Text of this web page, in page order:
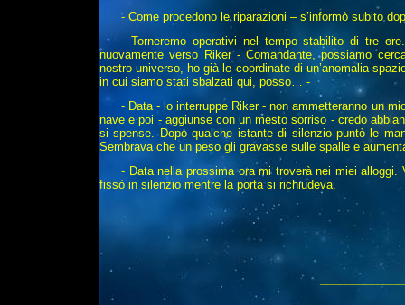
- Come procedono le riparazioni – s’informò subito
- Torneremo operativi nel tempo stabilito di tre
nuovamente verso Riker - Comandante, possiamo
nostro universo, ho già le coordinate di un’anomalia
in cui siamo stati sbalzati qui, posso… -
- Data - lo interruppe Riker - non ammetteranno un
nave e poi - aggiunse con un mesto sorriso - credo
si spense. Dopo qualche istante di silenzio puntò le
Sembrava che un peso gli gravasse sulle spalle e
- Data nella prossima ora mi troverà nei miei
fissò in silenzio mentre la porta si richiudeva.